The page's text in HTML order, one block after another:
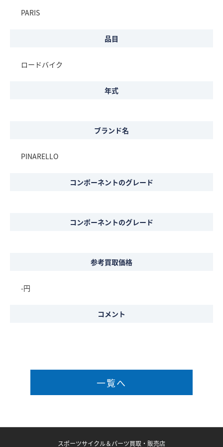
PARIS
品目
ロードバイク
年式
ブランド名
PINARELLO
コンポーネントのグレード
コンポーネントのグレード
参考買取価格
-円
コメント
一覧へ
スポーツサイクル＆パーツ買取・販売店